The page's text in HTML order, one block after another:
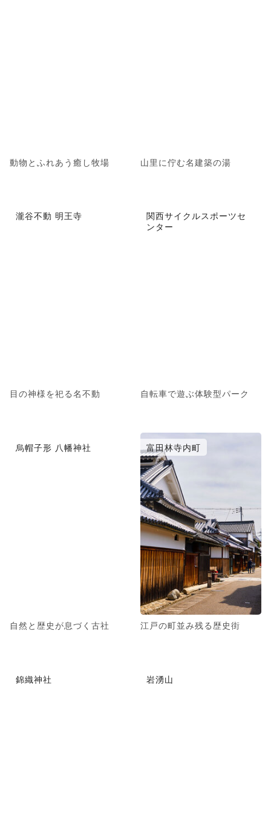
動物とふれあう癒し牧場 山里に佇む名建築の湯
瀧谷不動 明王寺
目の神様を祀る名不動
関西サイクルスポーツセ
ンター
自転車で遊ぶ体験型パーク
烏帽子形 八幡神社
自然と歴史が息づく古社
富田林寺内町
江戸の町並み残る歴史街
錦織神社 岩湧山